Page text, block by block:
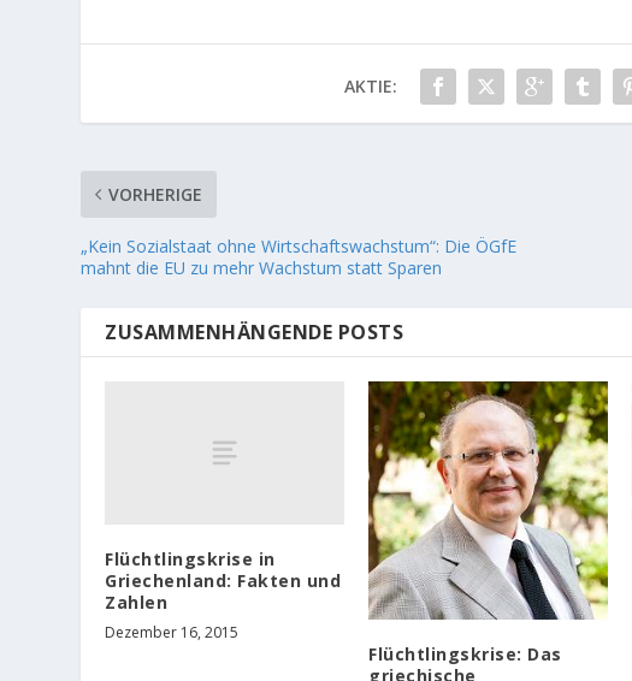
AKTIE:
VORHERIGE
„Kein Sozialstaat ohne Wirtschaftswachstum“: Die ÖGfE
mahnt die EU zu mehr Wachstum statt Sparen
ZUSAMMENHÄNGENDE POSTS
Flüchtlingskrise in
Griechenland: Fakten und
Zahlen
Dezember 16, 2015
Flüchtlingskrise: Das
griechische